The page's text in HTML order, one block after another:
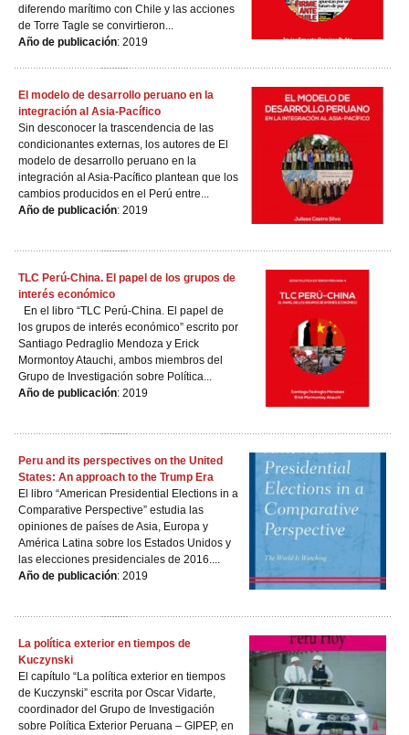
diferendo marítimo con Chile y las acciones
de Torre Tagle se convirtieron...
Año de publicación: 2019
El modelo de desarrollo peruano en la
integración al Asia-Pacífico
Sin desconocer la trascendencia de las
condicionantes externas, los autores de El
modelo de desarrollo peruano en la
integración al Asia-Pacífico plantean que los
cambios producidos en el Perú entre...
Año de publicación: 2019
TLC Perú-China. El papel de los grupos de
interés económico
En el libro “TLC Perú-China. El papel de
los grupos de interés económico” escrito por
Santiago Pedraglio Mendoza y Erick
Mormontoy Atauchi, ambos miembros del
Grupo de Investigación sobre Política...
Año de publicación: 2019
Peru and its perspectives on the United
States: An approach to the Trump Era
El libro “American Presidential Elections in a
Comparative Perspective” estudia las
opiniones de países de Asia, Europa y
América Latina sobre los Estados Unidos y
las elecciones presidenciales de 2016....
Año de publicación: 2019
La política exterior en tiempos de
Kuczynski
El capítulo “La política exterior en tiempos
de Kuczynski” escrita por Oscar Vidarte,
coordinador del Grupo de Investigación
sobre Política Exterior Peruana – GIPEP, en